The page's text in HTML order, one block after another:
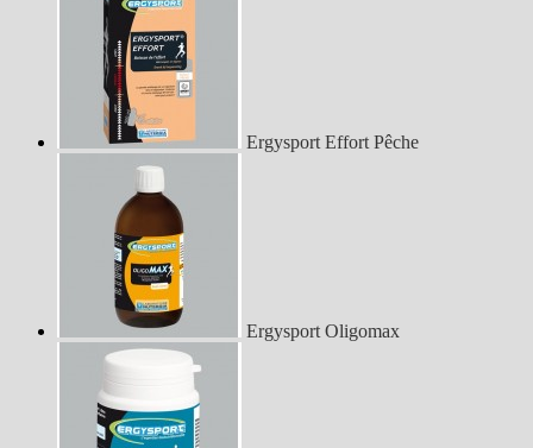
Ergysport Effort Pêche
Ergysport Oligomax